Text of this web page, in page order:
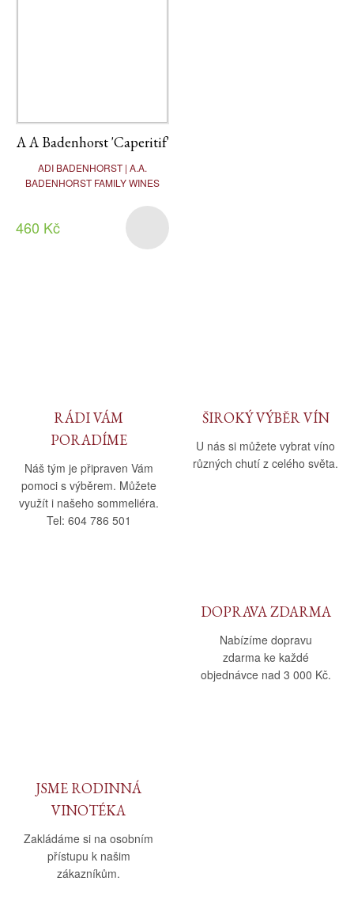
A A Badenhorst 'Caperitif'
ADI BADENHORST | A.A.
BADENHORST FAMILY WINES
460 Kč
RÁDI VÁM
PORADÍME
Náš tým je připraven Vám
pomoci s výběrem. Můžete
využít i našeho sommeliéra.
Tel: 604 786 501
ŠIROKÝ VÝBĚR VÍN
U nás si můžete vybrat víno
různých chutí z celého světa.
DOPRAVA ZDARMA
Nabízíme dopravu
zdarma ke každé
objednávce nad 3 000 Kč.
JSME RODINNÁ
VINOTÉKA
Zakládáme si na osobním
přístupu k našim
zákazníkům.